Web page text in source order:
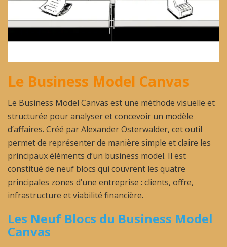
Le Business Model Canvas
Le Business Model Canvas est une méthode visuelle et
structurée pour analyser et concevoir un modèle
d’affaires. Créé par Alexander Osterwalder, cet outil
permet de représenter de manière simple et claire les
principaux éléments d’un business model. Il est
constitué de neuf blocs qui couvrent les quatre
principales zones d’une entreprise : clients, offre,
infrastructure et viabilité financière.
Les Neuf Blocs du Business Model
Canvas